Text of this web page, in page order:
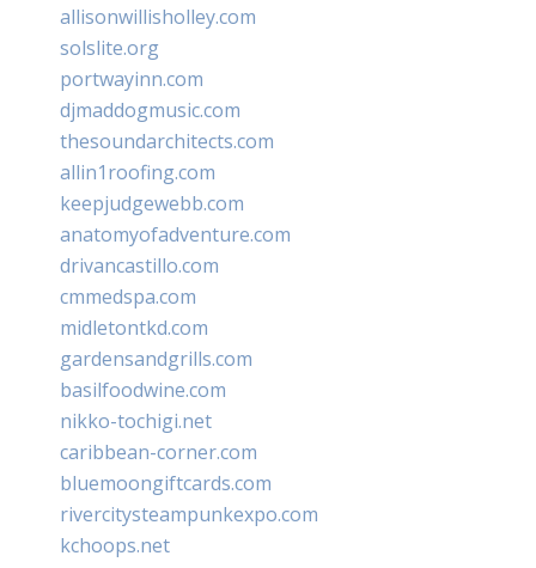
allisonwillisholley.com
solslite.org
portwayinn.com
djmaddogmusic.com
thesoundarchitects.com
allin1roofing.com
keepjudgewebb.com
anatomyofadventure.com
drivancastillo.com
cmmedspa.com
midletontkd.com
gardensandgrills.com
basilfoodwine.com
nikko-tochigi.net
caribbean-corner.com
bluemoongiftcards.com
rivercitysteampunkexpo.com
kchoops.net